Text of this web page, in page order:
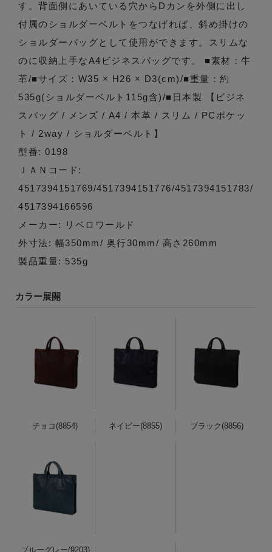
す。背面側にあいている穴からDカンを外側に出し
付属のショルダーベルトをつなげれば、斜め掛けの
ショルダーバッグとして使用ができます。スリムな
のに収納上手なA4ビジネスバッグです。 ■素材：牛
革/■サイズ：W35 × H26 × D3(cm)/■重量：約
535g(ショルダーベルト115g含)/■日本製 【ビジネ
スバッグ / メンズ / A4 / 本革 / スリム / PCポケッ
ト / 2way / ショルダーベルト】
型番: 0198
ＪＡＮコード:
4517394151769/4517394151776/4517394151783/
4517394166596
メーカー: リベロワールド
外寸法: 幅350mm/ 奥行30mm/ 高さ260mm
製品重量: 535g
カラー展開
チョコ(8854) ネイビー(8855) ブラック(8856)
ブルーグレー(9203)